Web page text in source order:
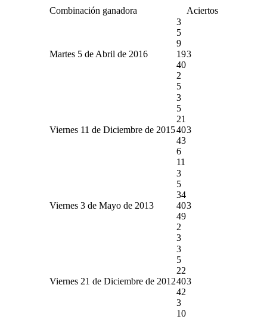
Combinación ganadora Aciertos
Martes 5 de Abril de 2016
3
5
9
19
40
2
5
3
Viernes 11 de Diciembre de 2015
3
5
21
40
43
6
11
3
Viernes 3 de Mayo de 2013
3
5
34
40
49
2
3
3
Viernes 21 de Diciembre de 2012
3
5
22
40
42
3
10
3